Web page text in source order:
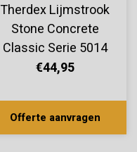
Therdex Lijmstrook
Stone Concrete
Classic Serie 5014
€44,95
Offerte aanvragen